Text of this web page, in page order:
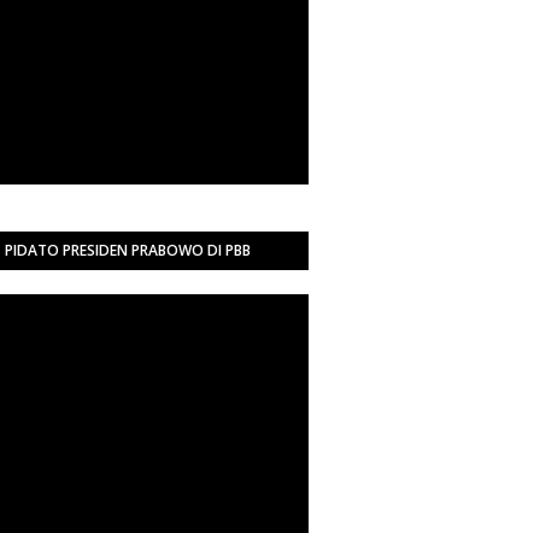
PIDATO PRESIDEN PRABOWO DI PBB